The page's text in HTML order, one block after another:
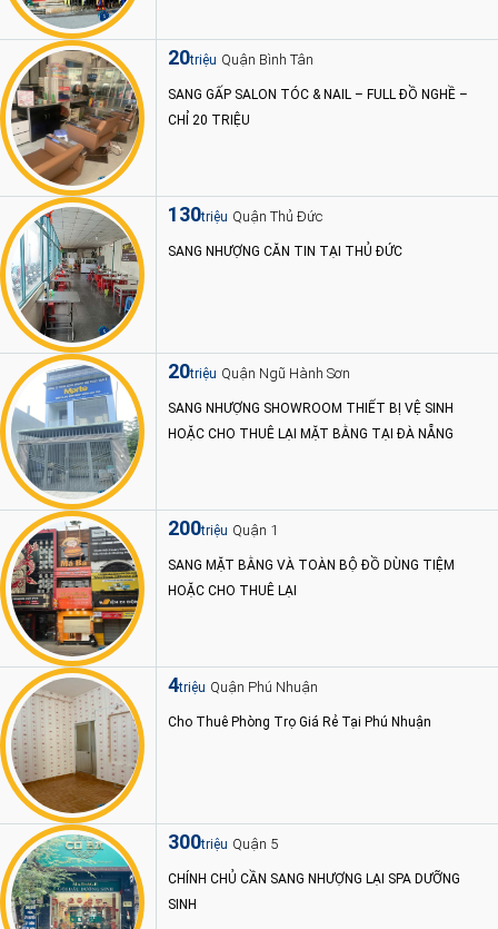
20triệu Quận Bình Tân
SANG GẤP SALON TÓC & NAIL – FULL ĐỒ NGHỀ –
CHỈ 20 TRIỆU
130triệu Quận Thủ Đức
SANG NHƯỢNG CĂN TIN TẠI THỦ ĐỨC
20triệu Quận Ngũ Hành Sơn
SANG NHƯỢNG SHOWROOM THIẾT BỊ VỆ SINH
HOẶC CHO THUÊ LẠI MẶT BẰNG TẠI ĐÀ NẴNG
200triệu Quận 1
SANG MẶT BẰNG VÀ TOÀN BỘ ĐỒ DÙNG TIỆM
HOẶC CHO THUÊ LẠI
4triệu Quận Phú Nhuận
Cho Thuê Phòng Trọ Giá Rẻ Tại Phú Nhuận
300triệu Quận 5
CHÍNH CHỦ CẦN SANG NHƯỢNG LẠI SPA DƯỠNG
SINH